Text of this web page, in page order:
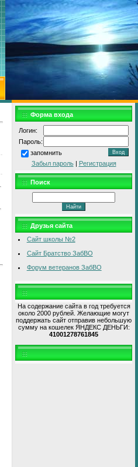
Форма входа
Логин:
Пароль:
запомнить
Забыл пароль| Регистрация
Поиск
Друзья сайта
Сайт школы №2
Сайт Братство ЗабВО
Форум ветеранов ЗабВО
На содержание сайта в год требуется
около 2000 рублей. Желающие могут
поддержать сайт отправив небольшую
сумму на кошелек ЯНДЕКС ДЕНЬГИ:
41001278761845